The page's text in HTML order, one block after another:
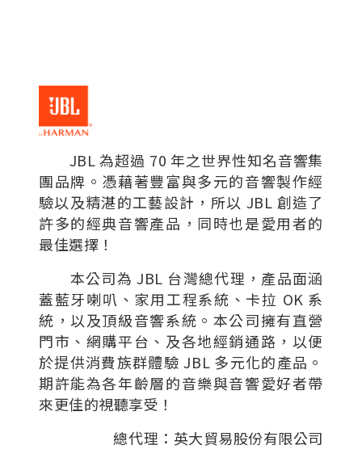
JBL 為超過 70 年之世界性知名音響集
團品牌。憑藉著豐富與多元的音響製作經
驗以及精湛的工藝設計，所以 JBL 創造了
許多的經典音響產品，同時也是愛用者的
最佳選擇！
本公司為 JBL 台灣總代理，產品面涵
蓋藍牙喇叭、家用工程系統、卡拉 OK 系
統，以及頂級音響系統。本公司擁有直營
門市、網購平台、及各地經銷通路，以便
於提供消費族群體驗 JBL 多元化的產品。
期許能為各年齡層的音樂與音響愛好者帶
來更佳的視聽享受！
總代理：英大貿易股份有限公司